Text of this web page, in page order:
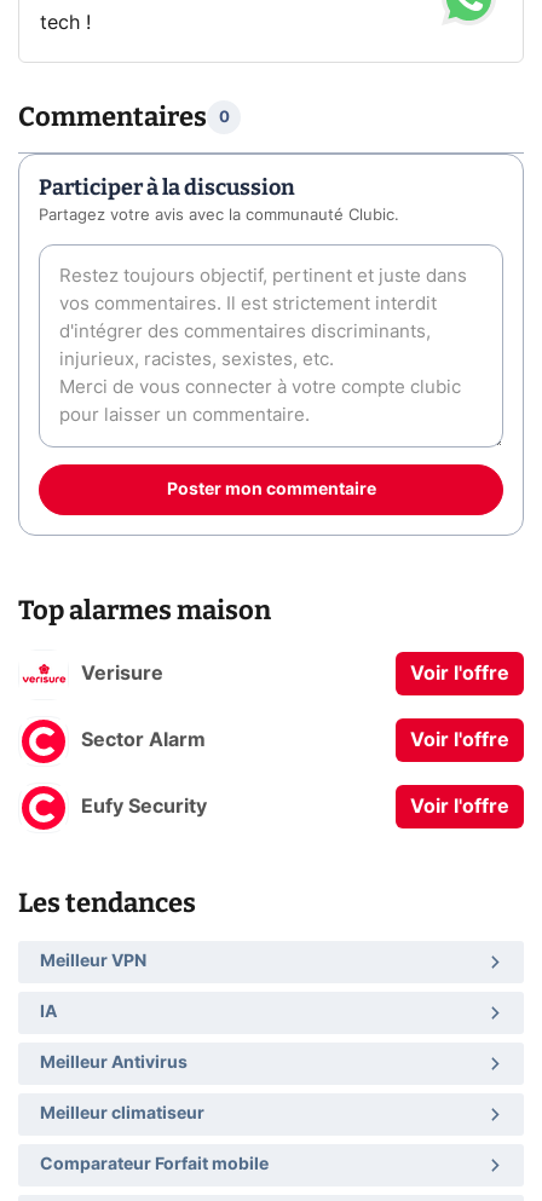
tech !
Commentaires 0
Participer à la discussion
Partagez votre avis avec la communauté Clubic.
Poster mon commentaire
Top alarmes maison
Verisure Voir l'offre
Sector Alarm Voir l'offre
Eufy Security Voir l'offre
Les tendances
Meilleur VPN
IA
Meilleur Antivirus
Meilleur climatiseur
Comparateur Forfait mobile